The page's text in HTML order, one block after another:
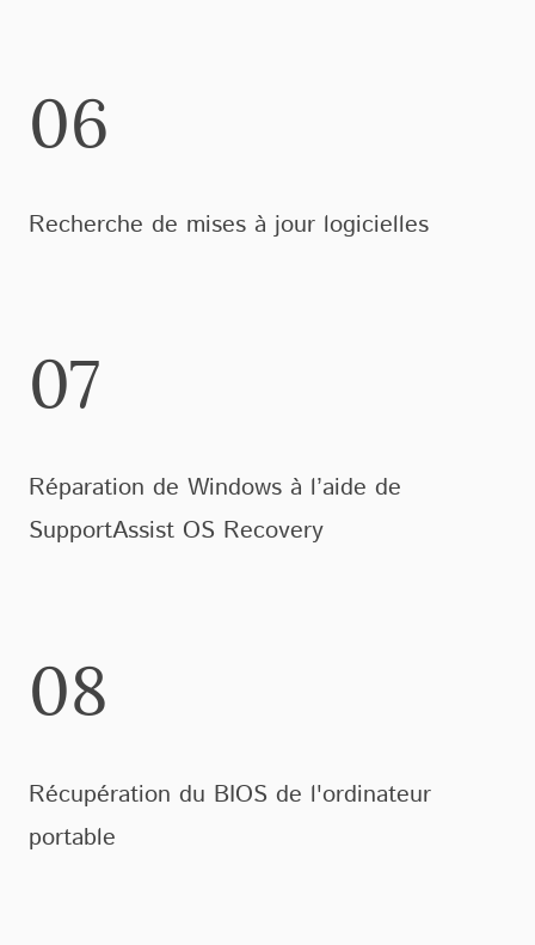
06
Recherche de mises à jour logicielles
07
Réparation de Windows à l’aide de
SupportAssist OS Recovery
08
Récupération du BIOS de l'ordinateur
portable